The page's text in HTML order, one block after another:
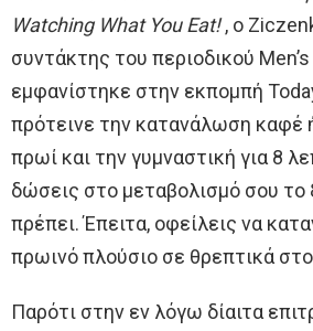
Watching What You Eat!, ο
συντάκτης του περιοδικού
εμφανίστηκε στην εκπομπή
πρότεινε την κατανάλωση καφέ
πρωί και την γυμναστική για 8
δώσεις στο μεταβολισμό σου το
πρέπει. Έπειτα, οφείλεις να
πρωινό πλούσιο σε θρεπτικά
Παρότι στην εν λόγω δίαιτα